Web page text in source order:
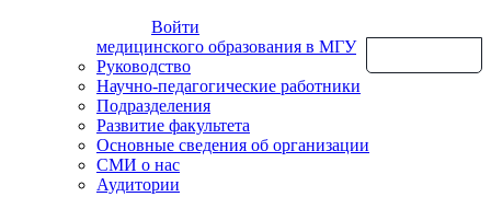
Войти
медицинского образования в МГУ
Руководство
Научно-педагогические работники
Подразделения
Развитие факультета
Основные сведения об организации
СМИ о нас
Аудитории